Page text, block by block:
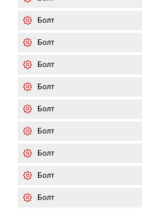
Болт
Болт
Болт
Болт
Болт
Болт
Болт
Болт
Болт